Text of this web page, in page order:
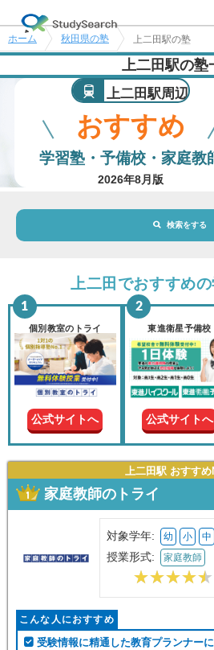
ホーム 秋田県の塾 上二田駅の塾
上二田駅の塾
上二田駅周辺
おすすめ
学習塾・予備校・家庭教
2026年8月版
検索をする
地域・駅 上二田駅
選択されていません
市区町村 選択されていません
現在の
学年
授業形
式
この条件で絞り込む
上二田でおすすめ
個別教室のトライ
公式サイトへ
東進衛星予備校
公式サイトへ
上二田駅 おすす
家庭教師のトライ
対象学年: 幼 小 中
授業形式: 家庭教師
こんな人におすすめ
受験情報に精通した教育プランナー